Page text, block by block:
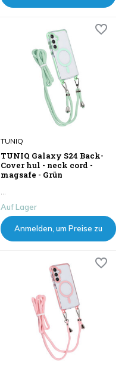
TUNIQ
TUNIQ Galaxy S24 Back-
Cover hul - neck cord -
magsafe - Grün
...
Auf Lager
Anmelden, um Preise zu